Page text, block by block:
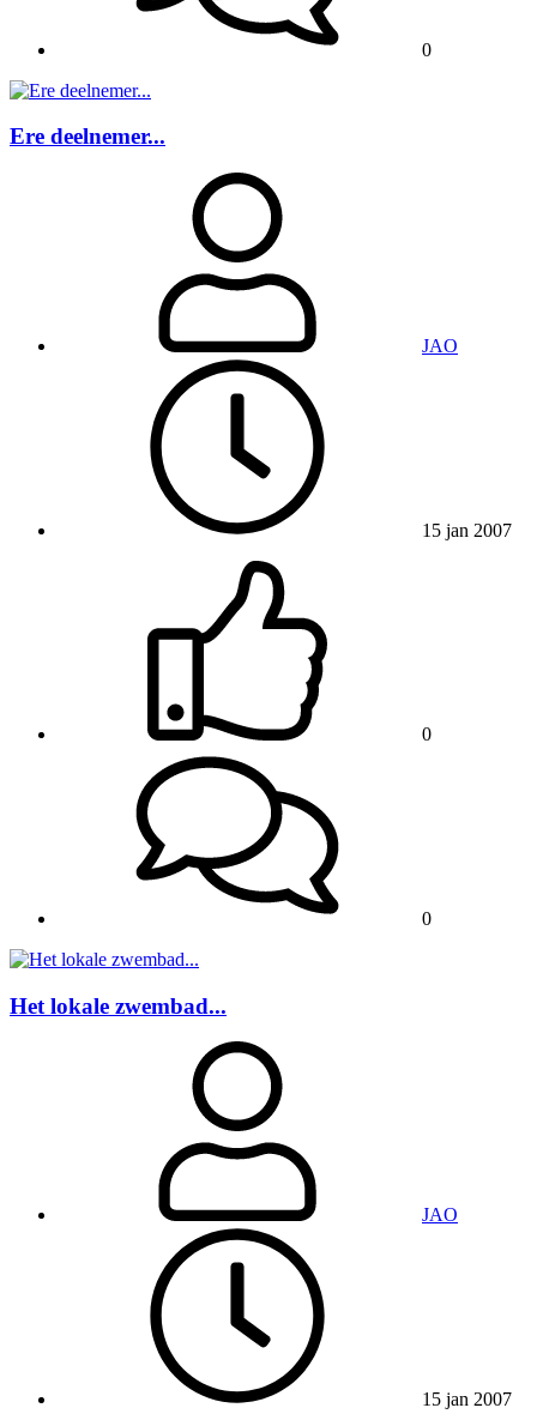
0
Ere deelnemer...
JAO
15 jan 2007
0
0
Het lokale zwembad...
JAO
15 jan 2007